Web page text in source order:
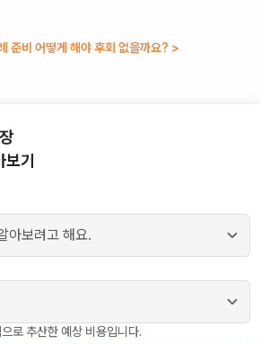
준비 어떻게 해야 후회 없을까요? >
기
로 추산한 예상 비용입니다.